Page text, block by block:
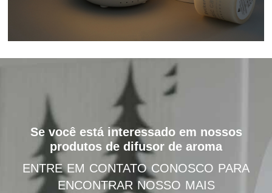
Se você está interessado em nossos
produtos de difusor de aroma
ENTRE EM CONTATO CONOSCO PARA
ENCONTRAR NOSSO MAIS